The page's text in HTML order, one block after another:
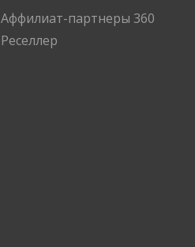
Аффилиат-партнеры 360
Реселлер